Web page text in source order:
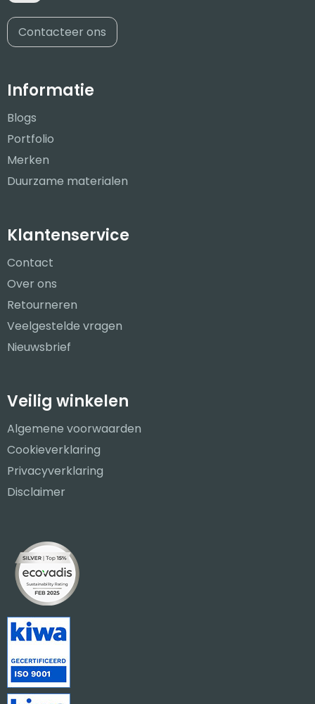
Contacteer ons
Informatie
Blogs
Portfolio
Merken
Duurzame materialen
Klantenservice
Contact
Over ons
Retourneren
Veelgestelde vragen
Nieuwsbrief
Veilig winkelen
Algemene voorwaarden
Cookieverklaring
Privacyverklaring
Disclaimer